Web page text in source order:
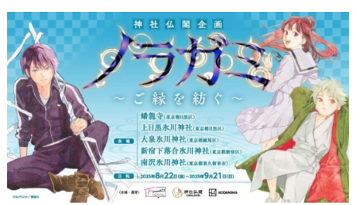
e
a
d
s
st
o
d
o
n
e
s
k
y
m
bl
r
b
o
ar
d
n
dr
o
p.
io